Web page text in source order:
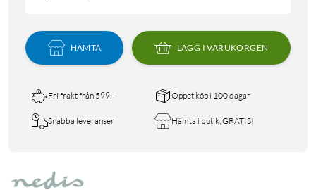
HÄMTA LÄGG I VARUKORGEN
Fri frakt från 599:- Öppet köp i 100 dagar
Snabba leveranser Hämta i butik, GRATIS!